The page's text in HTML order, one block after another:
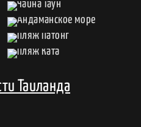
Таиланда